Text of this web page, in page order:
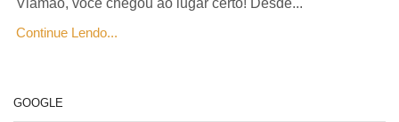
Continue Lendo...
GOOGLE